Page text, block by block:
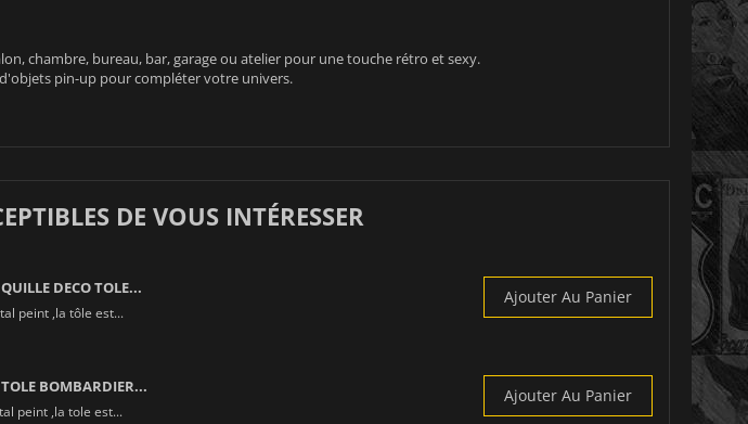
chambre, bureau, bar, garage ou atelier pour une touche rétro et sexy.
pin-up pour compléter votre univers.
DE VOUS INTÉRESSER
DECO TOLE...
peint ,la tôle est...
Ajouter Au Panier
BOMBARDIER...
peint ,la tole est...
Ajouter Au Panier